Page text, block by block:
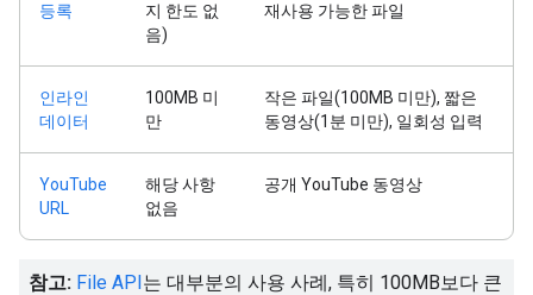
등록
지 한도 없
음)
재사용 가능한 파일
인라인
데이터
100MB 미
만
작은 파일(100MB 미만), 짧은
동영상(1분 미만), 일회성 입력
YouTube
URL
해당 사항
없음
공개 YouTube 동영상
참고: File API는 대부분의 사용 사례, 특히 100MB보다 큰